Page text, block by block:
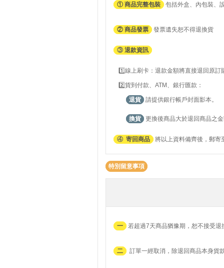
① 商品完整包裝 包括外盒、內包裝、
② 商品發票 發票遺失恕不得退換貨
③ 退款資訊
1️⃣線上刷卡：退款金額將直接退回原訂
2️⃣貨到付款、ATM、銀行匯款：
退貨 請提供銀行帳戶封面影本。
換貨 更換後商品大於退回商品之
④ 寄回商品 將以上資料備齊後，郵寄
特別留意事項
一 若超過7天商品猶豫期，恕不接受退
二 訂單一經取消，除退回商品本身貨